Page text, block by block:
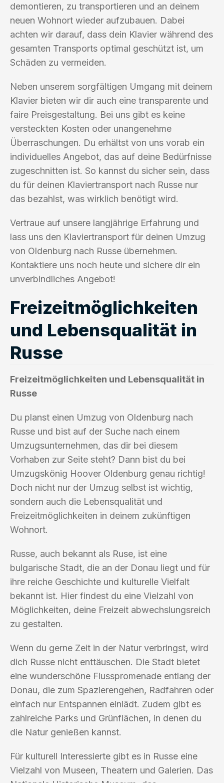
demontieren, zu transportieren und an deinem
neuen Wohnort wieder aufzubauen. Dabei
achten wir darauf, dass dein Klavier während des
gesamten Transports optimal geschützt ist, um
Schäden zu vermeiden.
Neben unserem sorgfältigen Umgang mit deinem
Klavier bieten wir dir auch eine transparente und
faire Preisgestaltung. Bei uns gibt es keine
versteckten Kosten oder unangenehme
Überraschungen. Du erhältst von uns vorab ein
individuelles Angebot, das auf deine Bedürfnisse
zugeschnitten ist. So kannst du sicher sein, dass
du für deinen Klaviertransport nach Russe nur
das bezahlst, was wirklich benötigt wird.
Vertraue auf unsere langjährige Erfahrung und
lass uns den Klaviertransport für deinen Umzug
von Oldenburg nach Russe übernehmen.
Kontaktiere uns noch heute und sichere dir ein
unverbindliches Angebot!
Freizeitmöglichkeiten
und Lebensqualität in
Russe
Freizeitmöglichkeiten und Lebensqualität in
Russe
Du planst einen Umzug von Oldenburg nach
Russe und bist auf der Suche nach einem
Umzugsunternehmen, das dir bei diesem
Vorhaben zur Seite steht? Dann bist du bei
Umzugskönig Hoover Oldenburg genau richtig!
Doch nicht nur der Umzug selbst ist wichtig,
sondern auch die Lebensqualität und
Freizeitmöglichkeiten in deinem zukünftigen
Wohnort.
Russe, auch bekannt als Ruse, ist eine
bulgarische Stadt, die an der Donau liegt und für
ihre reiche Geschichte und kulturelle Vielfalt
bekannt ist. Hier findest du eine Vielzahl von
Möglichkeiten, deine Freizeit abwechslungsreich
zu gestalten.
Wenn du gerne Zeit in der Natur verbringst, wird
dich Russe nicht enttäuschen. Die Stadt bietet
eine wunderschöne Flusspromenade entlang der
Donau, die zum Spazierengehen, Radfahren oder
einfach nur Entspannen einlädt. Zudem gibt es
zahlreiche Parks und Grünflächen, in denen du
die Natur genießen kannst.
Für kulturell Interessierte gibt es in Russe eine
Vielzahl von Museen, Theatern und Galerien. Das